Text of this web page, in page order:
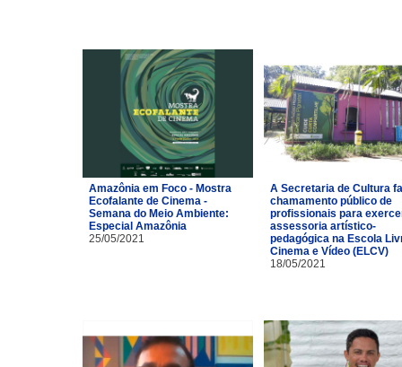
Amazônia em Foco - Mostra
Ecofalante de Cinema -
Semana do Meio Ambiente:
Especial Amazônia
25/05/2021
A Secretaria de Cultura
chamamento público de
profissionais para
assessoria artístico-
pedagógica na Escola
Cinema e Vídeo (ELCV)
18/05/2021